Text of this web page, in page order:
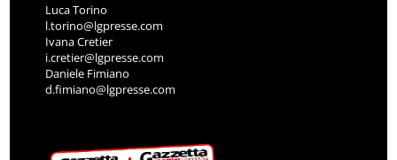
Luca Torino
l.torino@lgpresse.com
Ivana Cretier
i.cretier@lgpresse.com
Daniele Fimiano
d.fimiano@lgpresse.com